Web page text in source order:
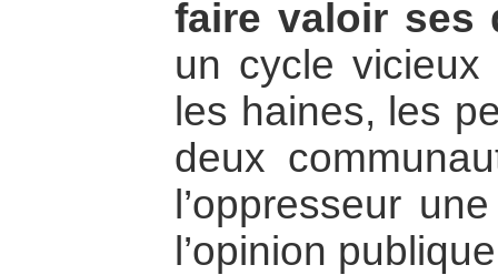
faire valoir ses
un cycle
les haines, les
deux
l’oppresseur
l’opinion